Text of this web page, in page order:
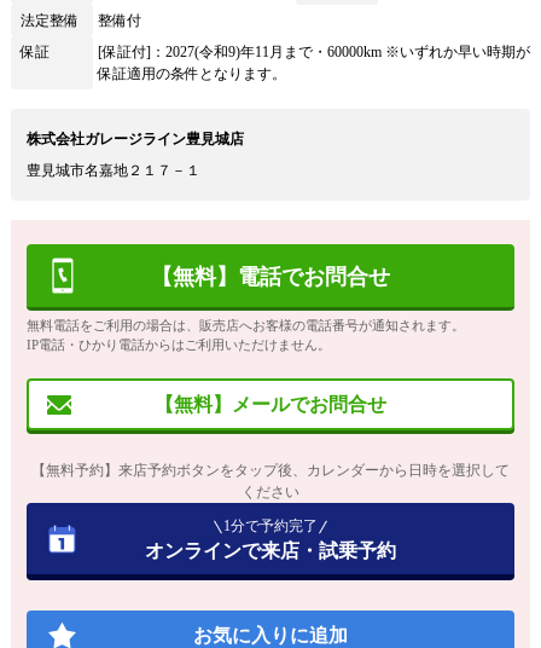
法定整備
整備付
保証
[保証付]：2027(令和9)年11月まで・60000km ※いずれか早い時期が
保証適用の条件となります。
株式会社ガレージライン豊見城店
豊見城市名嘉地２１７－１
【無料】電話でお問合せ
無料電話をご利用の場合は、販売店へお客様の電話番号が通知されます。
IP電話・ひかり電話からはご利用いただけません。
【無料】メールでお問合せ
【無料予約】来店予約ボタンをタップ後、カレンダーから日時を選択して
ください
1分で予約完了
オンラインで来店・試乗予約
お気に入りに追加